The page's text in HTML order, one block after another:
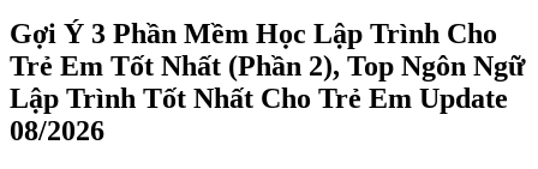
Gợi Ý 3 Phần Mềm Học Lập Trình Cho
Trẻ Em Tốt Nhất (Phần 2), Top Ngôn Ngữ
Lập Trình Tốt Nhất Cho Trẻ Em Update
08/2026